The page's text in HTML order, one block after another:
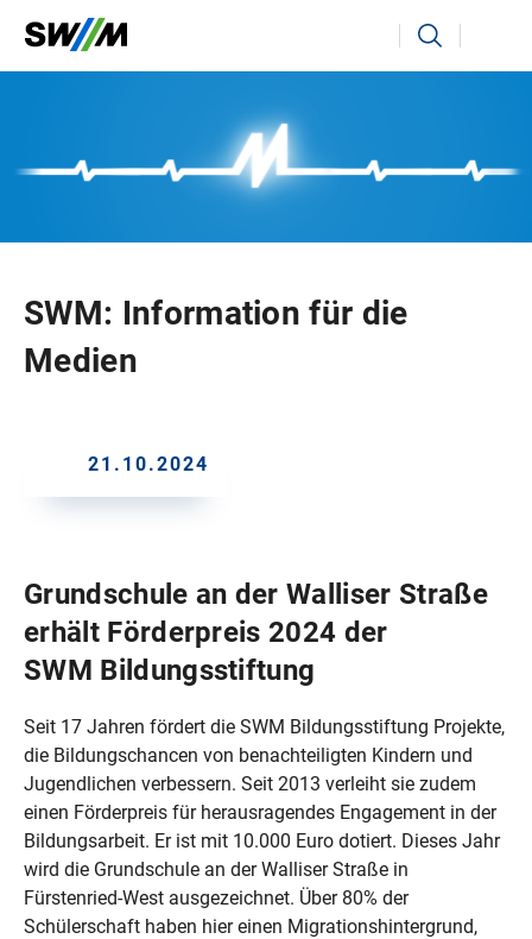
Ihr Suchbegriff Suchen
SWM: Information für die
Medien
21.10.2024
Grundschule an der Walliser Straße
erhält Förderpreis 2024 der
SWM Bildungsstiftung
Seit 17 Jahren fördert die SWM Bildungsstiftung Projekte,
die Bildungschancen von benachteiligten Kindern und
Jugendlichen verbessern. Seit 2013 verleiht sie zudem
einen Förderpreis für herausragendes Engagement in der
Bildungsarbeit. Er ist mit 10.000 Euro dotiert. Dieses Jahr
wird die Grundschule an der Walliser Straße in
Fürstenried-West ausgezeichnet. Über 80% der
Schülerschaft haben hier einen Migrationshintergrund,